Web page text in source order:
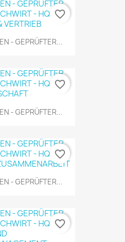
- GEPRÜFTER...
favorite_border
- GEPRÜFTER...
favorite_border
- GEPRÜFTER...
favorite_border
favorite_border